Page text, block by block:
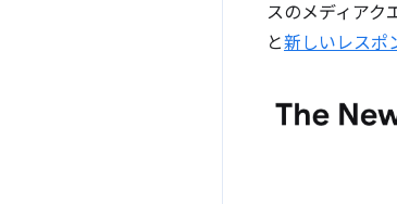
スのメディアク
と新しいレスポ